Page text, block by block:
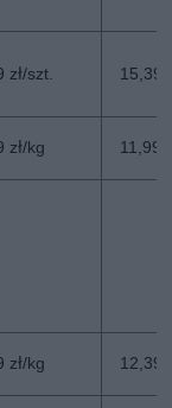
zł/szt. 15,39
zł/kg 11,99
zł/kg 12,39